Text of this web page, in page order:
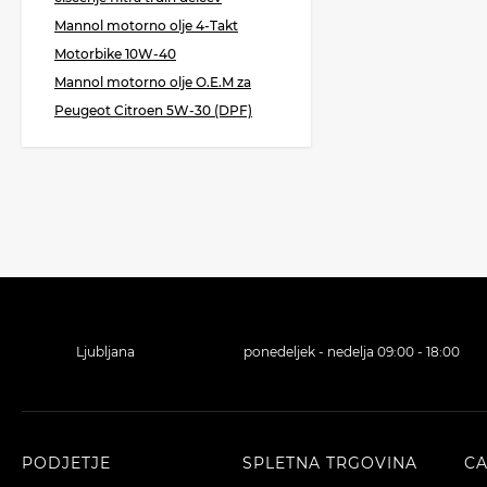
Mannol motorno olje 4-Takt
Motorbike 10W-40
Mannol motorno olje O.E.M za
Peugeot Citroen 5W-30 (DPF)
Ljubljana ponedeljek - nedelja 09:00 - 18:00
PODJETJE SPLETNA TRGOVINA